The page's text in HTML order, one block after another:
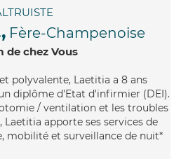
Fère-Champenoise
de chez Vous
polyvalente, Laetitia a 8 ans
diplôme d'Etat d'infirmier (DEI).
/ ventilation et les troubles
apporte ses services de
mobilité et surveillance de nuit*